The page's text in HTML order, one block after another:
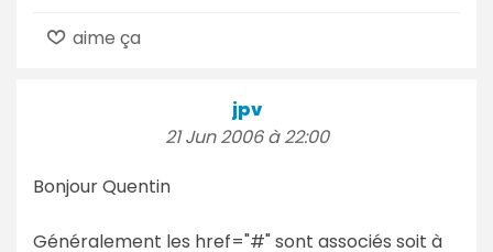
aime ça
jpv
21 Jun 2006 à 22:00
Bonjour Quentin
Généralement les href="#" sont associés soit à